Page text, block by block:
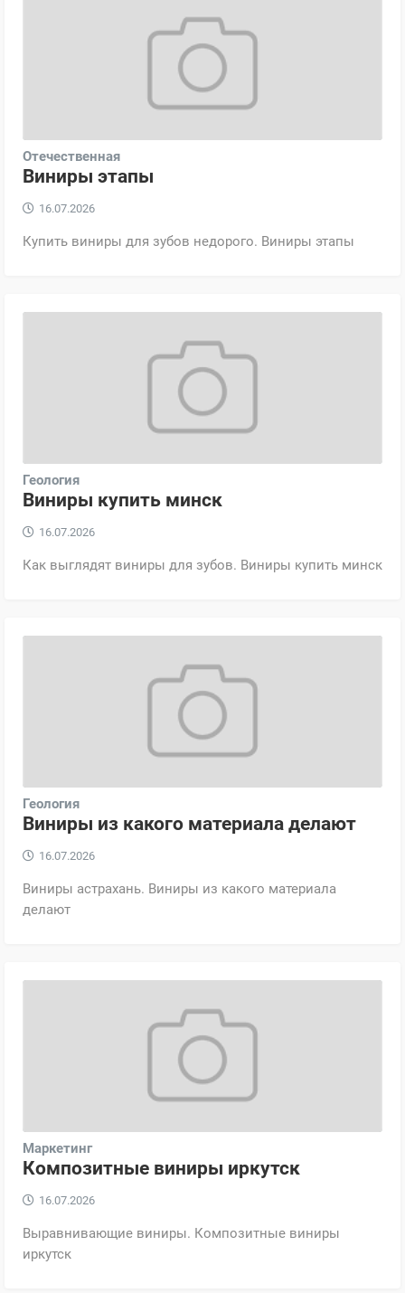
Отечественная
Виниры этапы
16.07.2026
Купить виниры для зубов недорого. Виниры этапы
Геология
Виниры купить минск
16.07.2026
Как выглядят виниры для зубов. Виниры купить минск
Геология
Виниры из какого материала делают
16.07.2026
Виниры астрахань. Виниры из какого материала
делают
Маркетинг
Композитные виниры иркутск
16.07.2026
Выравнивающие виниры. Композитные виниры
иркутск